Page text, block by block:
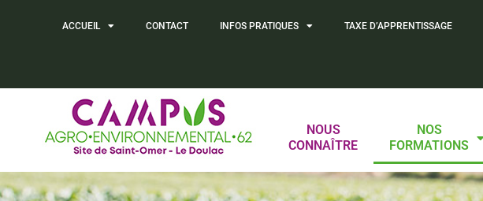
ACCUEIL CONTACT INFOS PRATIQUES TAXE D’APPRENTISSAGE
NOUS
CONNAÎTRE
NOS
FORMATIONS